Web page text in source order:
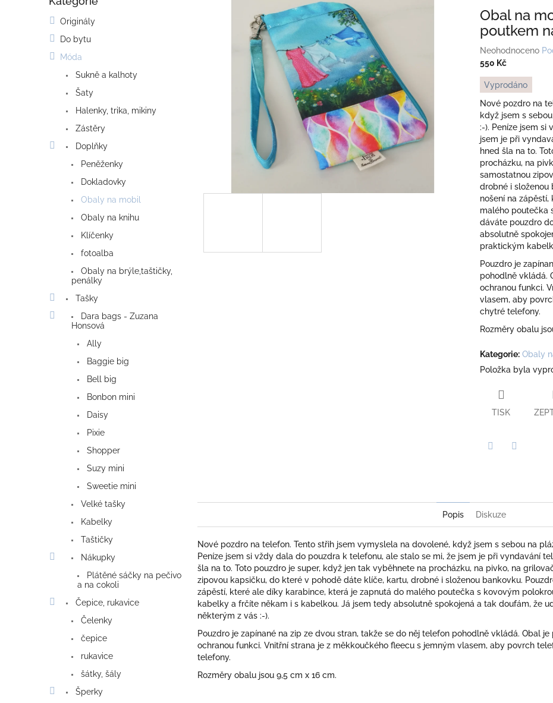
Originály
Do bytu
Móda
Sukně a kalhoty
Šaty
Halenky, trika, mikiny
Zástěry
Doplňky
Peněženky
Dokladovky
Obaly na mobil
Obaly na knihu
Klíčenky
fotoalba
Obaly na brýle,taštičky,
penálky
Tašky
Dara bags - Zuzana
Honsová
Ally
Baggie big
Bell big
Bonbon mini
Daisy
Pixie
Shopper
Suzy mini
Sweetie mini
Velké tašky
Kabelky
Taštičky
Nákupky
Plátěné sáčky na pečivo
a na cokoli
Čepice, rukavice
Čelenky
čepice
rukavice
šátky, šály
Šperky
Obal na
poutkem
Průměrné
hodnocení
je
0,0
z
5
hvězdiček.
Neohodnoceno
550 Kč
Měrná
cena:
Vyprodáno
Nové pozdro na
když jsem s
:-). Peníze jsem si
jsem je při
hned šla na to.
procházku, na
samostatnou
drobné i složenou
nošení na
malého poutečka
dáváte pouzdro
absolutně
praktickým
Pouzdro je
pohodlně vkládá.
ochranou funkci.
vlasem, aby
chytré telefony.
Rozměry obalu
Kategorie: Obaly
Položka byla
TISK
Popis Diskuze
Nové pozdro na telefon. Tento střih jsem vymyslela na dovolené, když jsem s sebou na
Peníze jsem si vždy dala do pouzdra k telefonu, ale stalo se mi, že jsem je při vyndavání
šla na to. Toto pouzdro je super, když jen tak vyběhnete na procházku, na pivko, na
zipovou kapsičku, do které v pohodě dáte klíče, kartu, drobné i složenou bankovku.
zápěstí, které ale díky karabince, která je zapnutá do malého poutečka s kovovým
kabelky a frčíte někam i s kabelkou. Já jsem tedy absolutně spokojená a tak doufám, že
některým z vás :-).
Pouzdro je zapínané na zip ze dvou stran, takže se do něj telefon pohodlně vkládá. Obal
ochranou funkci. Vnitřní strana je z měkkoučkého fleecu s jemným vlasem, aby povrch
telefony.
Rozměry obalu jsou 9,5 cm x 16 cm.